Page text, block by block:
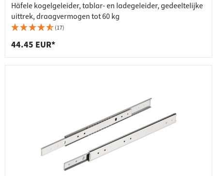
Häfele kogelgeleider, tablar- en ladegeleider, gedeeltelijke
uittrek, draagvermogen tot 60 kg
(17)
44.45 EUR*